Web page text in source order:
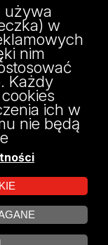
Unii Europejskiej w
używa
w
nim
Każdy
ich w
nie będą